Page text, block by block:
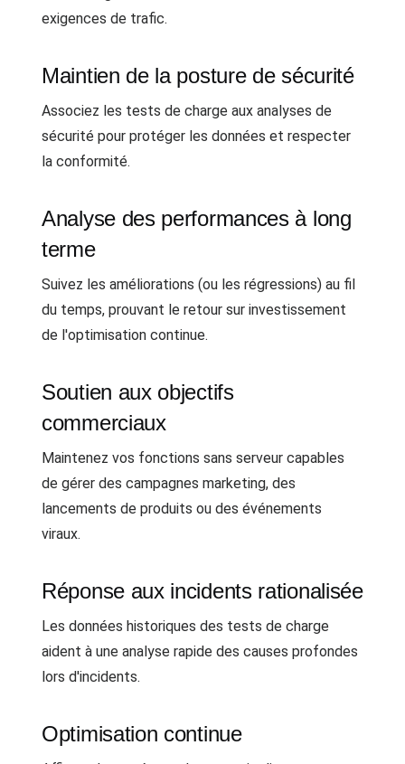
exigences de trafic.
Maintien de la posture de sécurité
Associez les tests de charge aux analyses de
sécurité pour protéger les données et respecter
la conformité.
Analyse des performances à long
terme
Suivez les améliorations (ou les régressions) au fil
du temps, prouvant le retour sur investissement
de l'optimisation continue.
Soutien aux objectifs
commerciaux
Maintenez vos fonctions sans serveur capables
de gérer des campagnes marketing, des
lancements de produits ou des événements
viraux.
Réponse aux incidents rationalisée
Les données historiques des tests de charge
aident à une analyse rapide des causes profondes
lors d'incidents.
Optimisation continue